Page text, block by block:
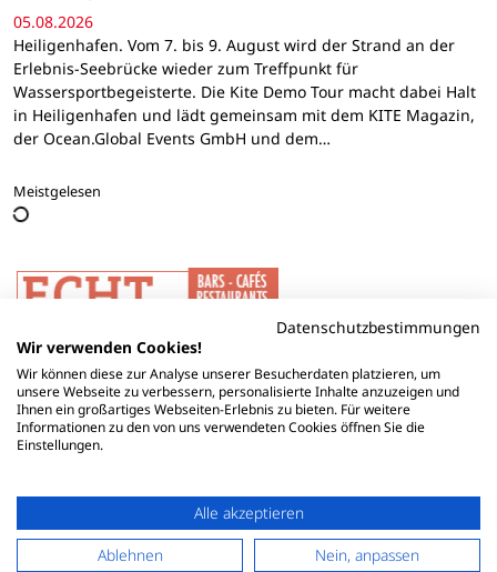
05.08.2026
Heiligenhafen. Vom 7. bis 9. August wird der Strand an der
Erlebnis-Seebrücke wieder zum Treffpunkt für
Wassersportbegeisterte. Die Kite Demo Tour macht dabei Halt
in Heiligenhafen und lädt gemeinsam mit dem KITE Magazin,
der Ocean.Global Events GmbH und dem…
Meistgelesen
Datenschutzbestimmungen
Wir verwenden Cookies!
Wir können diese zur Analyse unserer Besucherdaten platzieren, um
unsere Webseite zu verbessern, personalisierte Inhalte anzuzeigen und
Ihnen ein großartiges Webseiten-Erlebnis zu bieten. Für weitere
Informationen zu den von uns verwendeten Cookies öffnen Sie die
Einstellungen.
Alle akzeptieren
Ablehnen
Nein, anpassen